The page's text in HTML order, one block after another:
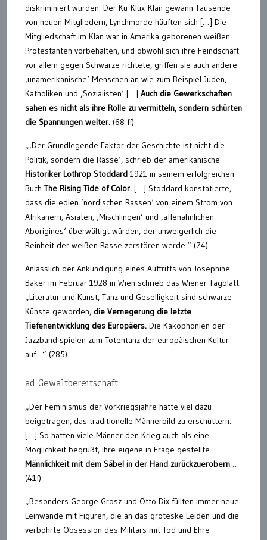
diskriminiert wurden. Der Ku-Klux-Klan gewann Tausende
von neuen Mitgliedern, Lynchmorde häuften sich […] Die
Mitgliedschaft im Klan war in Amerika geborenen weißen
Protestanten vorbehalten, und obwohl sich ihre Feindschaft
vor allem gegen Schwarze richtete, griffen sie auch andere
‚unamerikanische‘ Menschen an wie zum Beispiel Juden,
Katholiken und ‚Sozialisten‘ […] Auch die Gewerkschaften
sahen es nicht als ihre Rolle zu vermitteln, sondern schürten
die Spannungen weiter. (68 ff)
„‚Der Grundlegende Faktor der Geschichte ist nicht die
Politik, sondern die Rasse‘, schrieb der amerikanische
Historiker Lothrop Stoddard 1921 in seinem erfolgreichen
Buch The Rising Tide of Color. […] Stoddard konstatierte,
dass die edlen ’nordischen Rassen‘ von einem Strom von
Afrikanern, Asiaten, ‚Mischlingen‘ und ‚affenähnlichen
Aborigines‘ überwältigt würden, der unweigerlich die
Reinheit der weißen Rasse zerstören werde.“ (74)
Anlässlich der Ankündigung eines Auftritts von Josephine
Baker im Februar 1928 in Wien schrieb das Wiener Tagblatt:
„Literatur und Kunst, Tanz und Geselligkeit sind schwarze
Künste geworden, die Vernegerung die letzte
Tiefenentwicklung des Europäers. Die Kakophonien der
Jazzband spielen zum Totentanz der europäischen Kultur
auf…“ (285)
ad Gewaltbereitschaft
„Der Feminismus der Vorkriegsjahre hatte viel dazu
beigetragen, das traditionelle Männerbild zu erschüttern.
[…] So hatten viele Männer den Krieg auch als eine
Möglichkeit begrüßt, ihre eigene in Frage gestellte
Männlichkeit mit dem Säbel in der Hand zurückzuerobern…
(41f)
„Besonders George Grosz und Otto Dix füllten immer neue
Leinwände mit Figuren, die an das groteske Leiden und die
verbohrte Obsession des Militärs mit Tod und Ehre